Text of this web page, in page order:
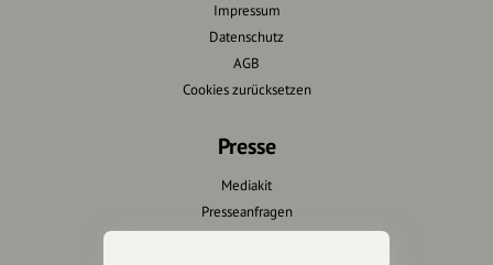
Impressum
Datenschutz
AGB
Cookies zurücksetzen
Presse
Mediakit
Presseanfragen